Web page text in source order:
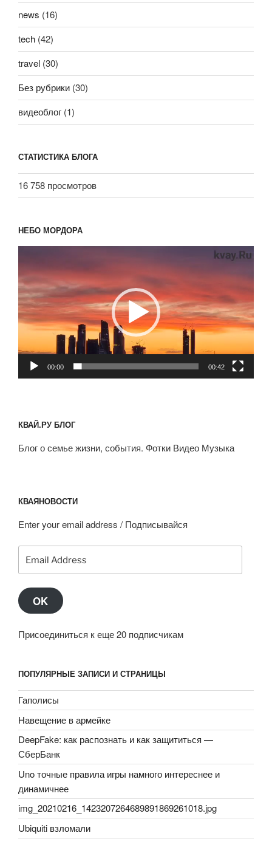
news (16)
tech (42)
travel (30)
Без рубрики (30)
видеоблог (1)
СТАТИСТИКА БЛОГА
16 758 просмотров
НЕБО МОРДОРА
00:00 00:42
КВАЙ.РУ БЛОГ
Блог о семье жизни, события. Фотки Видео Музыка
КВАЯНОВОСТИ
Enter your email address / Подписывайся
Address
OK
Присоединиться к еще 20 подписчикам
ПОПУЛЯРНЫЕ ЗАПИСИ И СТРАНИЦЫ
Гаполисы
Навещение в армейке
DeepFake: как распознать и как защититься —
СберБанк
Uno точные правила игры намного интереснее и
динамичнее
img_20210216_1423207264689891869261018.jpg
Ubiquiti взломали